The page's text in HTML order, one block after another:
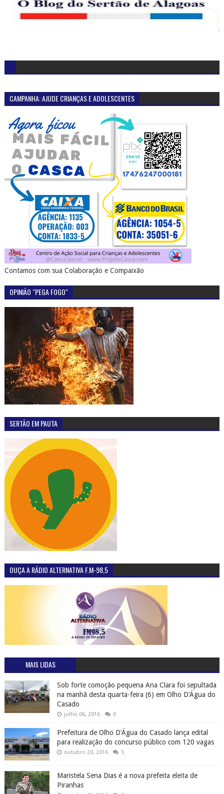
CAMPANHA: AJUDE CRIANÇAS E ADOLESCENTES
Contamos com sua Colaboração e Compaixão
OPINIÃO "PEGA FOGO"
SERTÃO EM PAUTA
OUÇA A RÁDIO ALTERNATIVA F.M-98,5
MAIS LIDAS
Sob forte comoção pequena Ana Clara foi sepultada
na manhã desta quarta-feira (6) em Olho D'Água do
Casado
julho 06, 2016 0
Prefeitura de Olho D'Água do Casado lança edital
para realização do concurso público com 120 vagas
outubro 20, 2016 5
Maristela Sena Dias é a nova prefeita eleita de
Piranhas